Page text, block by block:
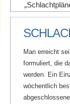
Man erreicht
formuliert, die
werden. Ein
wöchentlich